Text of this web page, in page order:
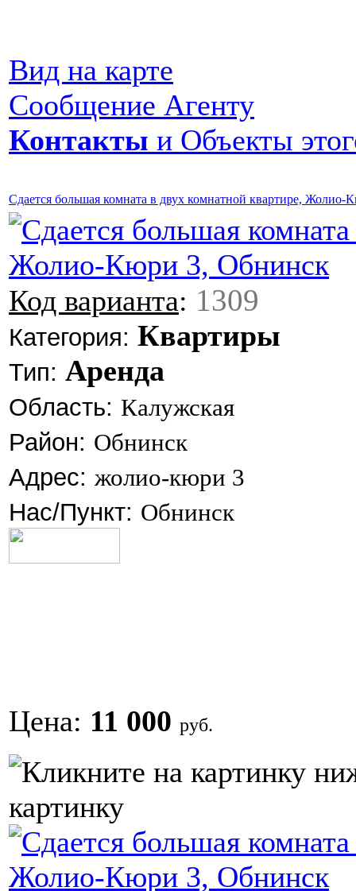
Вид на карте
Сообщение Агенту
Контакты и Объекты
Сдается большая комната в двух комнатной квартире,
Код варианта: 1309
Категория: Квартиры
Тип: Аренда
Область: Калужская
Район: Обнинск
Адрес: жолио-кюри 3
Нас/Пункт: Обнинск
Цена: 11 000 руб.
картинку